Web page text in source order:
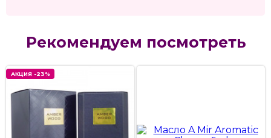
Рекомендуем посмотреть
АКЦИЯ -23%